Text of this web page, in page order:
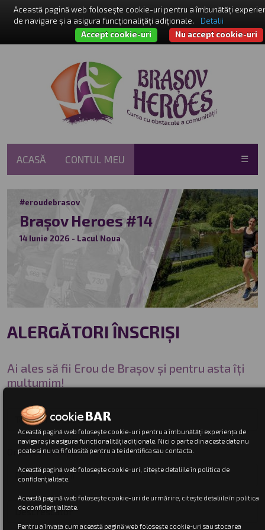
ACASĂ CONTUL MEU ☰
#eroudebrasov
Brașov Heroes #14
14 Iunie 2026 - Lacul Noua
ALERGĂTORI ÎNSCRIȘI
Ai ales să fii Erou de Brașov și pentru asta îți
mulțumim!
Ordonează după:
Această pagină web folosește cookie-uri pentru a îmbunătăți experiența de
navigare și a asigura funcționalități adiționale. Nici o parte din aceste date nu
poate si nu va fi folosită pentru a te identifica sau contacta.
Această pagină web folosește cookie-uri, citește detaliile în politica de
confidenţialitate.
Această pagină web folosește cookie-uri de urmărire, citește detaliile în politica
de confidenţialitate.
Pentru a învața cum această pagină web folosește cookie-uri sau stocarea
Această pagină web folosește cookie-uri pentru a îmbunătăți
de navigare și a asigura funcționalițăți adiționale.
Detalii
Nu accept cookie-uri
Accept cookie-uri